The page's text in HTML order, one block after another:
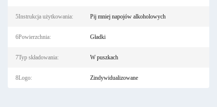
5Instrukcja użytkowania: Pij mniej napojów alkoholowych
6Powierzchnia: Gładki
7Typ składowania: W puszkach
8Logo: Zindywidualizowane